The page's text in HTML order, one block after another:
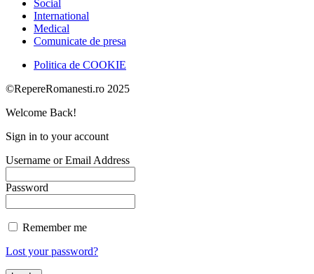
Social
International
Medical
Comunicate de presa
Politica de COOKIE
©RepereRomanesti.ro 2025
Welcome Back!
Sign in to your account
Username or Email Address
Password
Remember me
Lost your password?